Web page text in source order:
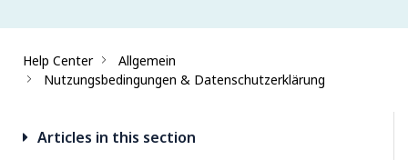
Help Center
Allgemein
Nutzungsbedingungen & Datenschutzerklärung
Articles in this section